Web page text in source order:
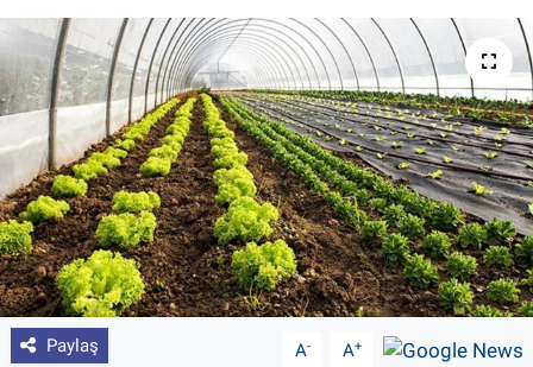
Paylaş A- A+
Pankobirlik
Et fiyatları
Tarım Bilgisi
Yetiştirici Soruyor
Dünyada Tarım
Üretici Birlikleri